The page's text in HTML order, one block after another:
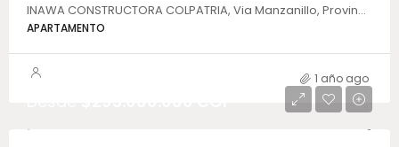
INAWA CONSTRUCTORA COLPATRIA, Via Manzanillo, Provincia de Cartagena, Bolívar, Colombia
APARTAMENTO
1 año ago